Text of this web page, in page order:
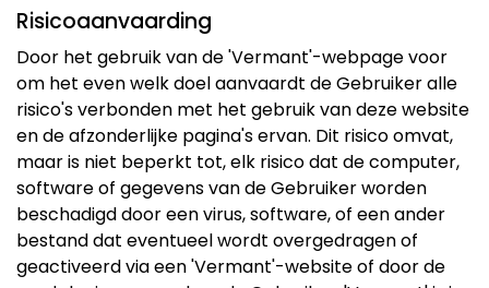
Risicoaanvaarding
Door het gebruik van de 'Vermant'-webpage voor
om het even welk doel aanvaardt de Gebruiker alle
risico's verbonden met het gebruik van deze website
en de afzonderlijke pagina's ervan. Dit risico omvat,
maar is niet beperkt tot, elk risico dat de computer,
software of gegevens van de Gebruiker worden
beschadigd door een virus, software, of een ander
bestand dat eventueel wordt overgedragen of
geactiveerd via een 'Vermant'-website of door de